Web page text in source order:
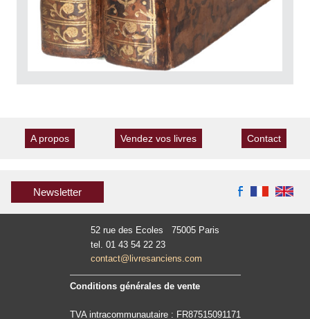
A propos Vendez vos livres Contact
Newsletter
52 rue des Ecoles 75005 Paris
tel. 01 43 54 22 23
contact@livresanciens.com
Conditions générales de vente
TVA intracommunautaire : FR87515091171